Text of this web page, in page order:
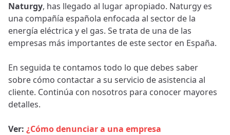
Naturgy, has llegado al lugar apropiado. Naturgy es
una compañía española enfocada al sector de la
energía eléctrica y el gas. Se trata de una de las
empresas más importantes de este sector en España.
En seguida te contamos todo lo que debes saber
sobre cómo contactar a su servicio de asistencia al
cliente. Continúa con nosotros para conocer mayores
detalles.
Ver: ¿Cómo denunciar a una empresa